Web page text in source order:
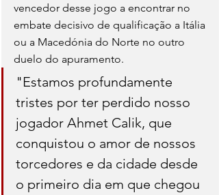
vencedor desse jogo a encontrar no
embate decisivo de qualificação a Itália
ou a Macedónia do Norte no outro
duelo do apuramento.
"Estamos profundamente
tristes por ter perdido nosso
jogador Ahmet Calik, que
conquistou o amor de nossos
torcedores e da cidade desde
o primeiro dia em que chegou